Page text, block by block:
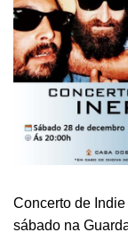
Concerto de
sábado na